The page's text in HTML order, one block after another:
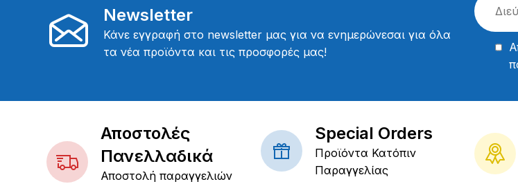
Newsletter
Κάνε εγγραφή στο newsletter μας για να ενημερώνεσαι για όλα
τα νέα προϊόντα και τις προσφορές μας!
Αποστολές
Πανελλαδικά
Αποστολή παραγγελιών
Special Orders
Προϊόντα Κατόπιν
Παραγγελίας